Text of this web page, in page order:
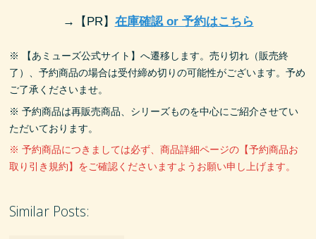
→ 【PR】 在庫確認 or 予約はこちら
※ 【あミューズ公式サイト】へ遷移します。売り切れ（販売終
了）、予約商品の場合は受付締め切りの可能性がございます。予め
ご了承くださいませ。
※ 予約商品は再販売商品、シリーズものを中心にご紹介させてい
ただいております。
※ 予約商品につきましては必ず、商品詳細ページの【予約商品お
取り引き規約】をご確認くださいますようお願い申し上げます。
Similar Posts: